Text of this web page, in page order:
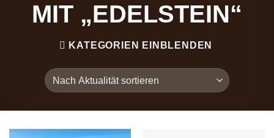
MIT „EDELSTEIN“
KATEGORIEN EINBLENDEN